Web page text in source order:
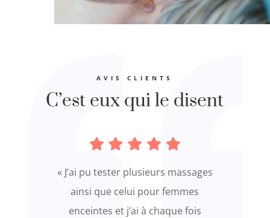
AVIS CLIENTS
C’est eux qui le disent
« J’ai pu tester plusieurs massages
ainsi que celui pour femmes
enceintes et j’ai à chaque fois